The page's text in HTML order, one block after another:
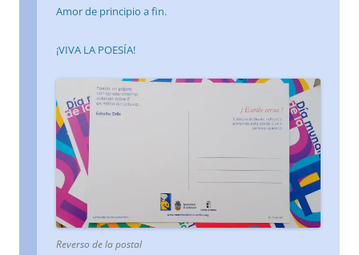
Amor de principio a fin.
¡VIVA LA POESÍA!
Reverso de la postal